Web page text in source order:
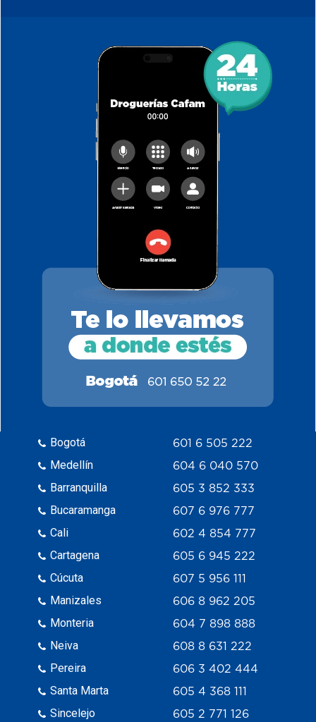
Bogotá
Medellín
Barranquilla
Bucaramanga
Cali
Cartagena
Cúcuta
Manizales
Monteria
Neiva
Pereira
Santa Marta
Sincelejo
601 6 505 222
604 6 040 570
605 3 852 333
607 6 976 777
602 4 854 777
605 6 945 222
607 5 956 111
606 8 962 205
604 7 898 888
608 8 631 222
606 3 402 444
605 4 368 111
605 2 771 126